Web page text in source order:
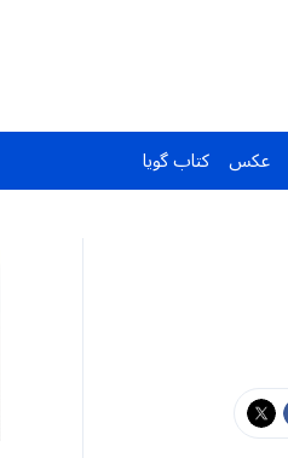
عکس کتاب گویا